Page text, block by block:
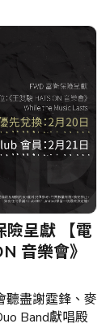
呈獻 【電
音樂會》
聽盡謝霆鋒、麥
Band獻唱殿